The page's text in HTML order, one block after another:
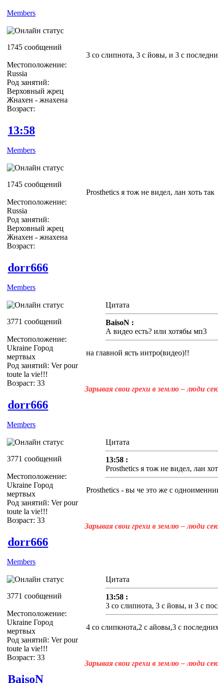
Members
1745 сообщений
Местоположение:
Russia
Род занятий:
Верховный жрец
Жнахен - жнахена
Возраст:
3 со слипнота, 3 с йовы, и 3 с
13:58
Members
1745 сообщений
Местоположение:
Russia
Род занятий:
Верховный жрец
Жнахен - жнахена
Возраст:
Prosthetics я тож не видел, лан хоть так
dorr666
Members
3771 сообщений
Местоположение:
Ukraine Город
мертвых
Род занятий: Ver pour
toute la vie!!!
Возраст: 33
Цитата
BaisoN :
А видео есть? или хотябы мп3
на главной ясть интро(видео)!!
Зарывая свои грехи в землю – люди
dorr666
Members
3771 сообщений
Местоположение:
Ukraine Город
мертвых
Род занятий: Ver pour
toute la vie!!!
Возраст: 33
Цитата
13:58 :
Prosthetics я тож не видел, лан
Prosthetics - вы че это же с
Зарывая свои грехи в землю – люди
dorr666
Members
3771 сообщений
Местоположение:
Ukraine Город
мертвых
Род занятий: Ver pour
toute la vie!!!
Возраст: 33
Цитата
13:58 :
3 со слипнота, 3 с йовы, и 3 с
4 со слипкнота,2 с айовы,3 с
Зарывая свои грехи в землю – люди
BaisoN